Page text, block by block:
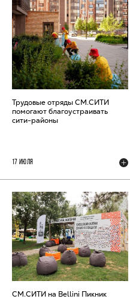
Трудовые отряды СМ.СИТИ
помогают благоустраивать
сити-районы
17 ИЮЛЯ
СМ.СИТИ на Bellini Пикник